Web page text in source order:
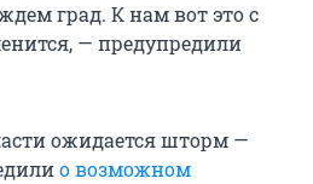
град. К нам вот это с
— предупредили
ожидается шторм —
о возможном